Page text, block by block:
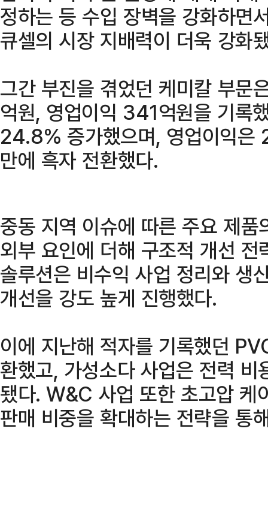
정하는 등 수입 장벽을 강화하면
큐셀의 시장 지배력이 더욱 강화
그간 부진을 겪었던 케미칼 부
억원, 영업이익 341억원을 기록
24.8% 증가했으며, 영업이익
만에 흑자 전환했다.
중동 지역 이슈에 따른 주요 제
외부 요인에 더해 구조적 개선
솔루션은 비수익 사업 정리와 생
개선을 강도 높게 진행했다.
이에 지난해 적자를 기록했던
환했고, 가성소다 사업은 전력
됐다. W&C 사업 또한 초고압 케
판매 비중을 확대하는 전략을 통